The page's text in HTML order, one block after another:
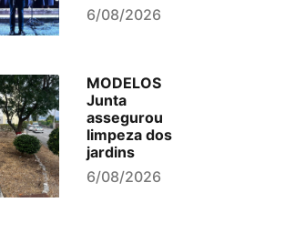
6/08/2026
MODELOS
Junta
assegurou
limpeza dos
jardins
6/08/2026